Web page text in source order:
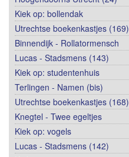
Kiek op: bollendak
Utrechtse boekenkastjes (169)
Binnendijk - Rollatormensch
Lucas - Stadsmens (143)
Kiek op: studentenhuis
Terlingen - Namen (bis)
Utrechtse boekenkastjes (168)
Knegtel - Twee egeltjes
Kiek op: vogels
Lucas - Stadsmens (142)